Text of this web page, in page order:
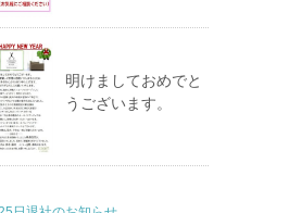
明けましておめでと
うございます。